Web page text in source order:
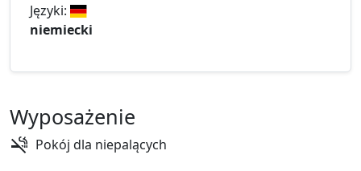
Języki:
niemiecki
Wyposażenie
Pokój dla niepalących